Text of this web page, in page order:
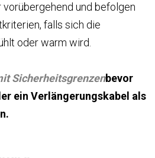
und befolgen
falls sich die
oder warm wird.
Sicherheitsgrenzenbevor
ein Verlängerungskabel als